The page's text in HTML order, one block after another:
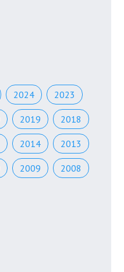
2024 2023
2019 2018
2014 2013
2009 2008